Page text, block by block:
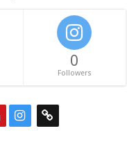
0
Followers